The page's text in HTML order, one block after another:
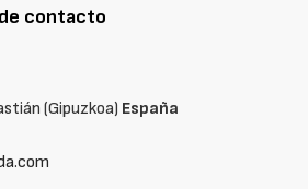
contacto
(Gipuzkoa) España